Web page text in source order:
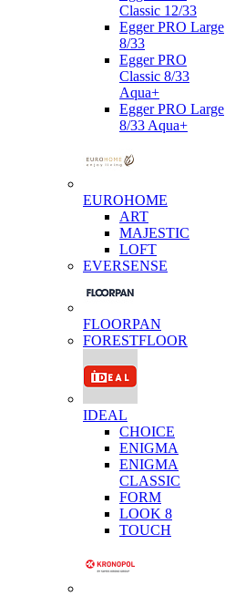
Classic 12/33
Egger PRO Large
8/33
Egger PRO
Classic 8/33
Aqua+
Egger PRO Large
8/33 Aqua+
EUROHOME
ART
MAJESTIC
LOFT
EVERSENSE
FLOORPAN
FORESTFLOOR
IDEAL
CHOICE
ENIGMA
ENIGMA
CLASSIC
FORM
LOOK 8
TOUCH